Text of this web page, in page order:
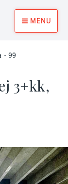
MENU
- 99
3+kk,